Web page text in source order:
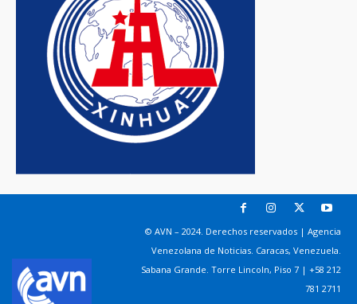
© AVN – 2024. Derechos reservados | Agencia
Venezolana de Noticias. Caracas, Venezuela.
Sabana Grande. Torre Lincoln, Piso 7 | +58 212
781 2711